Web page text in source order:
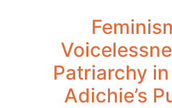
Patriarchy
Adichie’s